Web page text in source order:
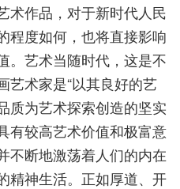
术作品，对于新时代人民
程度如何，也将直接影响
。艺术当随时代，这是不
艺术家是“以其良好的艺
质为艺术探索创造的坚实
有较高艺术价值和极富意
不断地激荡着人们的内在
精神生活。正如厚道、开